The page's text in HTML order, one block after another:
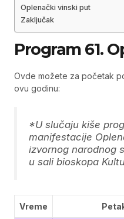
Oplenački vinski put
Zaključak
Program 61.
Ovde možete za početak
ovu godinu:
*U slučaju kiše
manifestacije
izvornog narodnog
u sali bioskopa
Vreme